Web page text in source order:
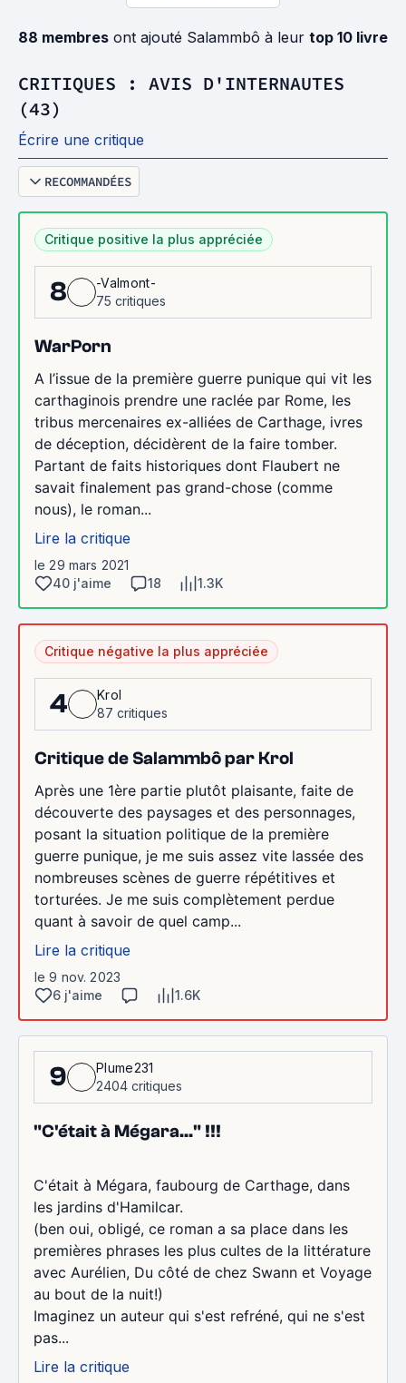
88 membres ont ajouté Salammbô à leur top 10 livre
CRITIQUES : AVIS D'INTERNAUTES
(43)
Écrire une critique
RECOMMANDÉES
Critique positive la plus appréciée
8
-Valmont-
75 critiques
WarPorn
A l’issue de la première guerre punique qui vit les
carthaginois prendre une raclée par Rome, les
tribus mercenaires ex-alliées de Carthage, ivres
de déception, décidèrent de la faire tomber.
Partant de faits historiques dont Flaubert ne
savait finalement pas grand-chose (comme
nous), le roman...
Lire la critique
le 29 mars 2021
40 j'aime
18 1.3K
Critique négative la plus appréciée
4
Krol
87 critiques
Critique de Salammbô par Krol
Après une 1ère partie plutôt plaisante, faite de
découverte des paysages et des personnages,
posant la situation politique de la première
guerre punique, je me suis assez vite lassée des
nombreuses scènes de guerre répétitives et
torturées. Je me suis complètement perdue
quant à savoir de quel camp...
Lire la critique
le 9 nov. 2023
6 j'aime
1.6K
9
Plume231
2404 critiques
"C'était à Mégara..." !!!
C'était à Mégara, faubourg de Carthage, dans
les jardins d'Hamilcar.
(ben oui, obligé, ce roman a sa place dans les
premières phrases les plus cultes de la littérature
avec Aurélien, Du côté de chez Swann et Voyage
au bout de la nuit!)
Imaginez un auteur qui s'est refréné, qui ne s'est
pas...
Lire la critique